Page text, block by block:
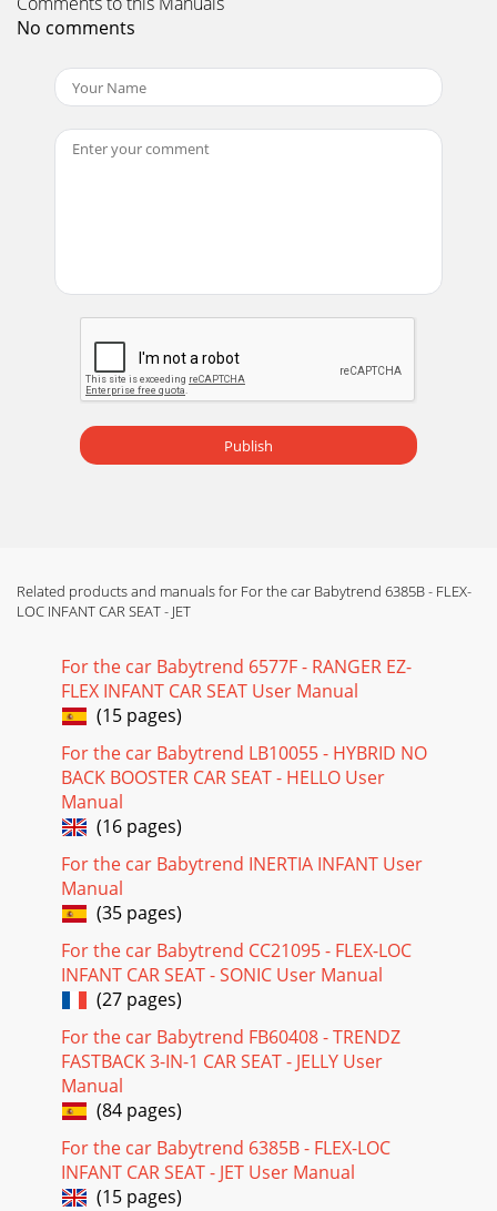
No comments
Publish
Related products and manuals for For the car Babytrend 6385B - FLEX-
LOC INFANT CAR SEAT - JET
For the car Babytrend 6577F - RANGER EZ-
FLEX INFANT CAR SEAT User Manual
(15 pages)
For the car Babytrend LB10055 - HYBRID NO
BACK BOOSTER CAR SEAT - HELLO User
Manual
(16 pages)
For the car Babytrend INERTIA INFANT User
Manual
(35 pages)
For the car Babytrend CC21095 - FLEX-LOC
INFANT CAR SEAT - SONIC User Manual
(27 pages)
For the car Babytrend FB60408 - TRENDZ
FASTBACK 3-IN-1 CAR SEAT - JELLY User
Manual
(84 pages)
For the car Babytrend 6385B - FLEX-LOC
INFANT CAR SEAT - JET User Manual
(15 pages)